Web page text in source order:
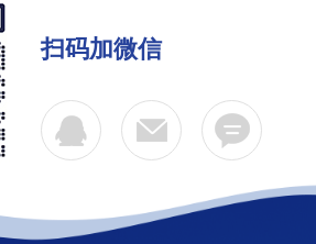
扫码加微信